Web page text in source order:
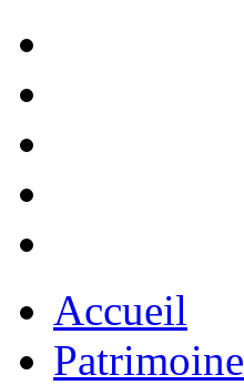
Accueil
Patrimoine